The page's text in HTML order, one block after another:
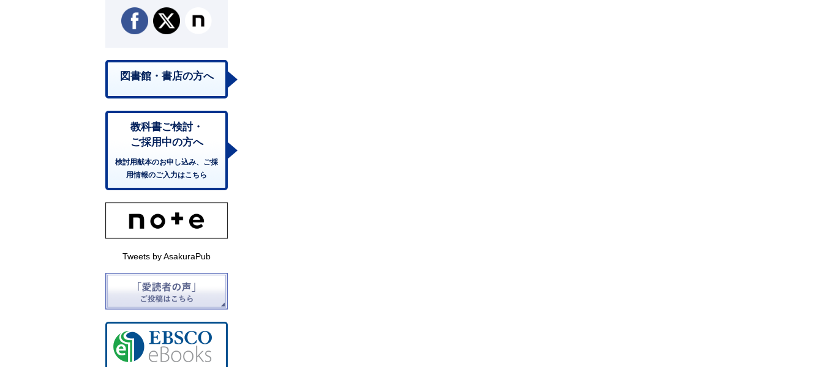
図書館・書店の方へ
教科書ご検討・
ご採用中の方へ
検討用献本のお申し込み、ご採
用情報のご入力はこちら
Tweets by AsakuraPub